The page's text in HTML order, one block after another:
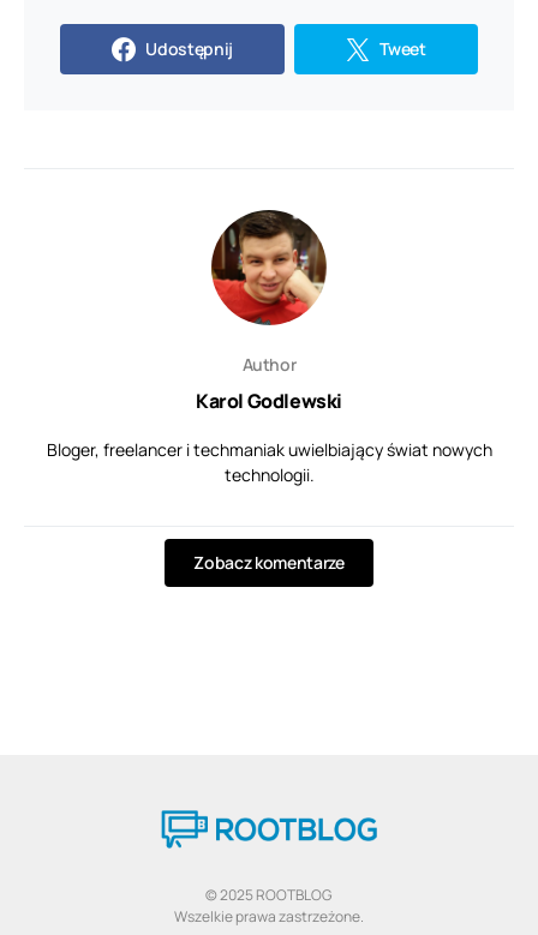
Udostępnij Tweet
Author
Karol Godlewski
Bloger, freelancer i techmaniak uwielbiający świat nowych
technologii.
Zobacz komentarze
© 2025 ROOTBLOG
Wszelkie prawa zastrzeżone.